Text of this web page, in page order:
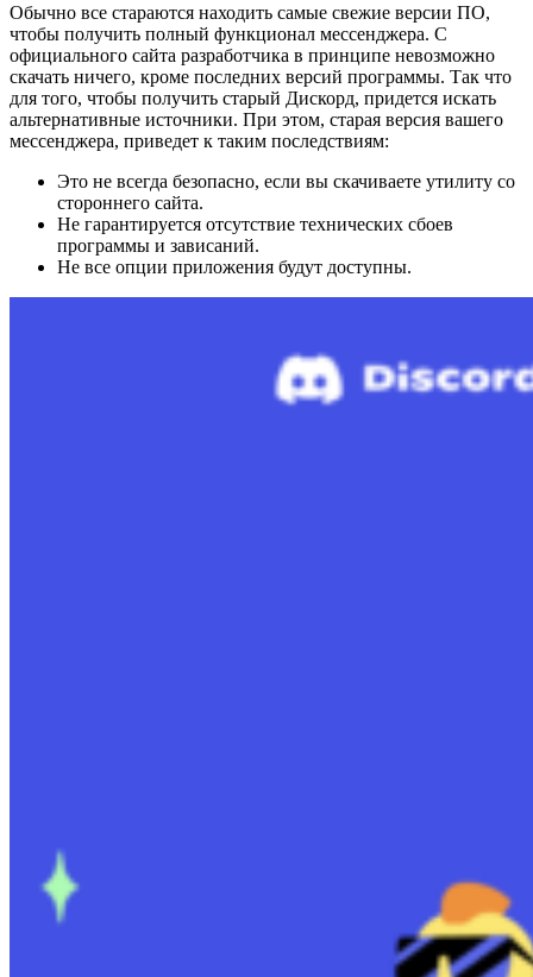
Обычно все стараются находить самые свежие версии ПО,
чтобы получить полный функционал мессенджера. С
официального сайта разработчика в принципе невозможно
скачать ничего, кроме последних версий программы. Так что
для того, чтобы получить старый Дискорд, придется искать
альтернативные источники. При этом, старая версия вашего
мессенджера, приведет к таким последствиям:
Это не всегда безопасно, если вы скачиваете утилиту со
стороннего сайта.
Не гарантируется отсутствие технических сбоев
программы и зависаний.
Не все опции приложения будут доступны.